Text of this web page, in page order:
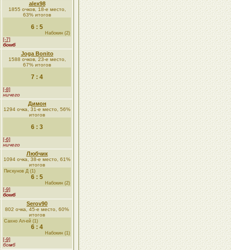
alex98
1855 очков, 18-е место,
63% итогов
6 : 5
Набокин (2)
[-7]
бомб
Joga Bonito
1588 очков, 23-е место,
67% итогов
7 : 4
[-8]
ничего
Димон
1294 очка, 31-е место, 56%
итогов
6 : 3
[-6]
ничего
Любчик
1094 очка, 38-е место, 61%
итогов
Пискунов Д (1)
6 : 5
Набокин (2)
[-9]
бомб
Serov90
802 очка, 45-е место, 60%
итогов
Сахно Ал-ей (1)
6 : 4
Набокин (1)
[-9]
бомб